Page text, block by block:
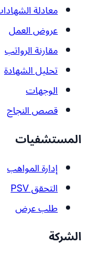
معادلة
عروض العمل
مقارنة الرواتب
تحليل الشهادة
الوجهات
قصص النجاح
المستشفيات
إدارة المواهب
التحقق PSV
طلب عرض
الشركة